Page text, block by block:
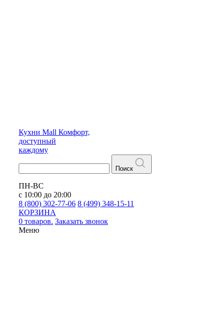
Кухни Mall Комфорт,
доступный
каждому
Поиск
ПН-ВС
с 10:00 до 20:00
8 (800) 302-77-06 8 (499) 348-15-11
КОРЗИНА
0 товаров. Заказать звонок
Меню